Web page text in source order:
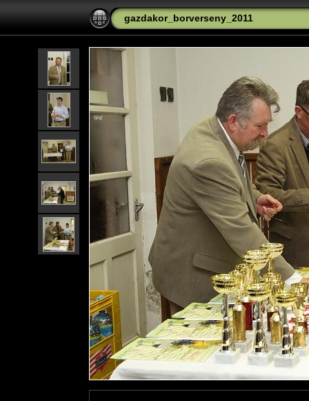
gazdakor_borverseny_2011